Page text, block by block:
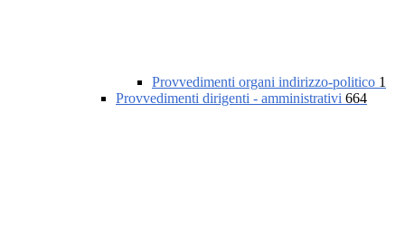
Provvedimenti organi indirizzo-politico 1
Provvedimenti dirigenti - amministrativi 664